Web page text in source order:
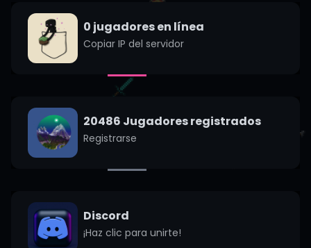
0 jugadores en línea
Copiar IP del servidor
20486 Jugadores registrados
Registrarse
Discord
¡Haz clic para unirte!